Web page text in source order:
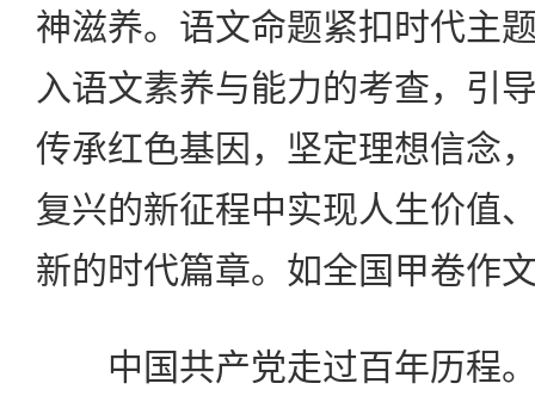
神滋养。语文命题紧扣时代主
入语文素养与能力的考查，引
传承红色基因，坚定理想信念
复兴的新征程中实现人生价值
新的时代篇章。如全国甲卷作
中国共产党走过百年历程。